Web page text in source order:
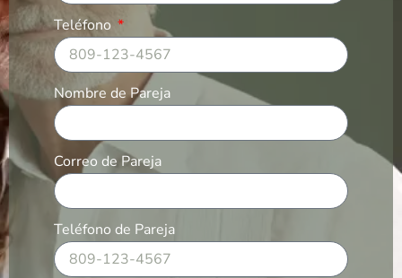
Teléfono
Nombre de Pareja
Correo de Pareja
Teléfono de Pareja